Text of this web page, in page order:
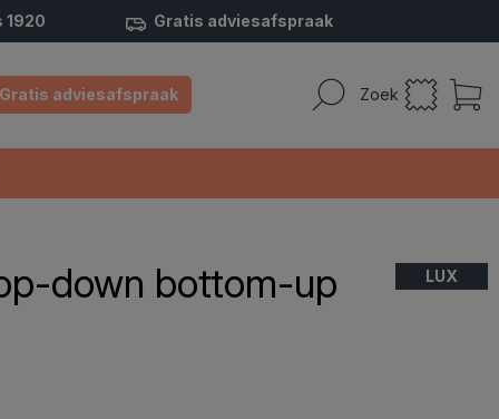
1920 Gratis adviesafspraak
Zoek
Gratis adviesafspraak
down bottom-up
LUX